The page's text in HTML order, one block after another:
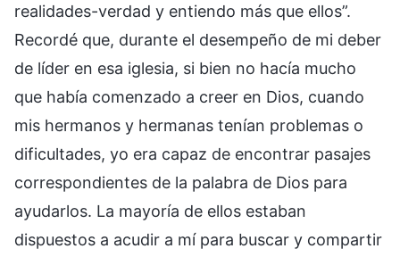
realidades-verdad y entiendo más que ellos”.
Recordé que, durante el desempeño de mi deber
de líder en esa iglesia, si bien no hacía mucho
que había comenzado a creer en Dios, cuando
mis hermanos y hermanas tenían problemas o
dificultades, yo era capaz de encontrar pasajes
correspondientes de la palabra de Dios para
ayudarlos. La mayoría de ellos estaban
dispuestos a acudir a mí para buscar y compartir